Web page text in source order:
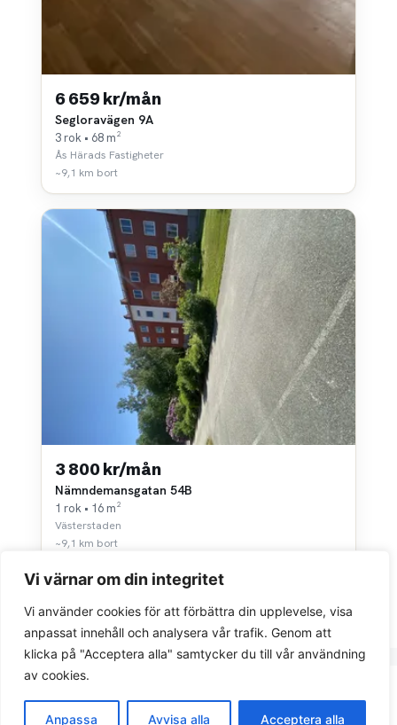
Vi värnar om din integritet
Vi använder cookies för att förbättra din upplevelse, visa
anpassat innehåll och analysera vår trafik. Genom att
klicka på "Acceptera alla" samtycker du till vår användning
av cookies.
Anpassa Avvisa alla Acceptera alla
6 659 kr/mån
Segloravägen 9A
3 rok • 68 m²
Ås Härads Fastigheter
~9,1 km bort
3 800 kr/mån
Nämndemansgatan 54B
1 rok • 16 m²
Västerstaden
~9,1 km bort
Integritetspolicy